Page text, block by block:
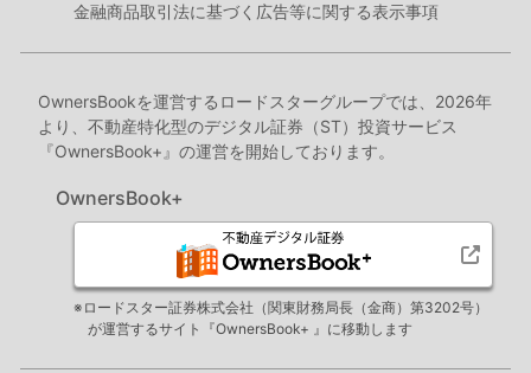
金融商品取引法に基づく広告等に関する表示事項
OwnersBookを運営するロードスターグループでは、2026年
より、不動産特化型のデジタル証券（ST）投資サービス
『OwnersBook+』の運営を開始しております。
OwnersBook+
※ロードスター証券株式会社（関東財務局長（金商）第3202号）
が運営するサイト『OwnersBook+ 』に移動します